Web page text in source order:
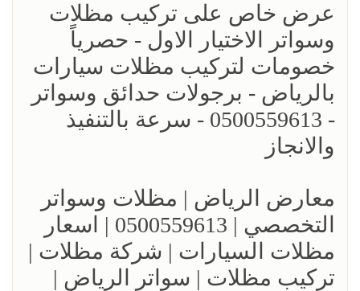
عرض خاص على تركيب مظلات
وسواتر الاختيار الاول - حصرياً
خصومات لتركيب مظلات سيارات
بالرياض - برجولات حدائق وسواتر
- 0500559613 - سرعة بالتنفيذ
والانجاز
معارض الرياض | مظلات وسواتر
التخصصي | 0500559613 | اسعار
مظلات السيارات | شركة مظلات |
تركيب مظلات | سواتر الرياض |